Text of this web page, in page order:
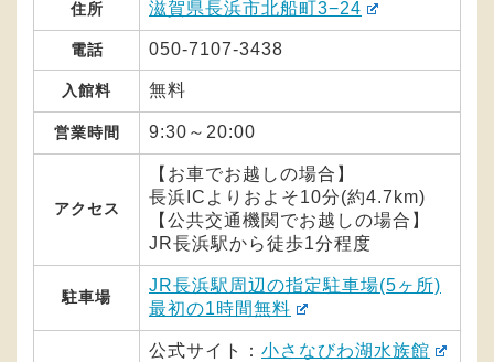
住所 滋賀県長浜市北船町3−24
電話 050-7107-3438
入館料 無料
営業時間 9:30～20:00
アクセス
【お車でお越しの場合】
長浜ICよりおよそ10分(約4.7km)
【公共交通機関でお越しの場合】
JR長浜駅から徒歩1分程度
駐車場
JR長浜駅周辺の指定駐車場(5ヶ所)
最初の1時間無料
公式サイト： 小さなびわ湖水族館